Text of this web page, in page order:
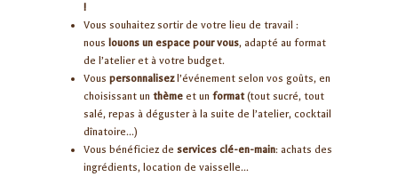
!
Vous souhaitez sortir de votre lieu de travail :
nous louons un espace pour vous, adapté au format
de l’atelier et à votre budget.
Vous personnalisezl’événement selon vos goûts, en
choisissant un thème et un format(tout sucré, tout
salé, repas à déguster à la suite de l’atelier, cocktail
dînatoire…)
Vous bénéficiez de services clé-en-main: achats des
ingrédients, location de vaisselle…